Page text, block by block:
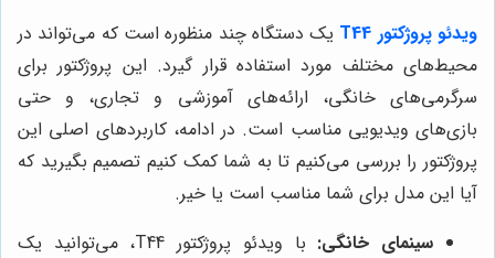
ویدئو پروژکتور T44
یک دستگاه چند منظوره است که می‌تواند در
محیط‌های مختلف مورد استفاده قرار گیرد. این پروژکتور برای
سرگرمی‌های خانگی، ارائه‌های آموزشی و تجاری، و حتی
بازی‌های ویدیویی مناسب است. در ادامه، کاربردهای اصلی این
پروژکتور را بررسی می‌کنیم تا به شما کمک کنیم تصمیم بگیرید که
آیا این مدل برای شما مناسب است یا خیر.
سینمای خانگی:
با ویدئو پروژکتور T44، می‌توانید یک